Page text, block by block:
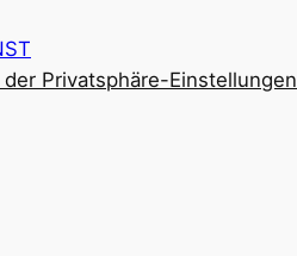
Privatsphäre-Einstellungen